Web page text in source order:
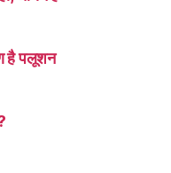
है पलूशन